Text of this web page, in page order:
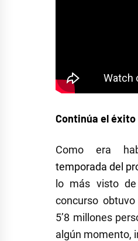
Continúa el éxito
Como era
temporada del
lo más visto
concurso
5’8 millones
algún momento,